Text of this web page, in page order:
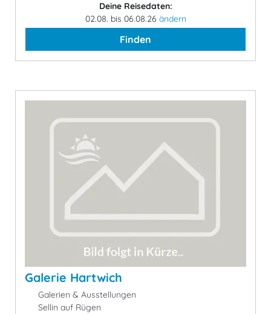
Deine Reisedaten:
02.08. bis 06.08.26 ändern
Finden
Galerie Hartwich
Galerien & Ausstellungen
Sellin auf Rügen